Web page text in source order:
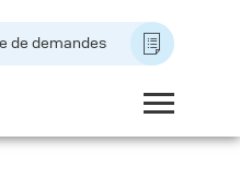
de demandes